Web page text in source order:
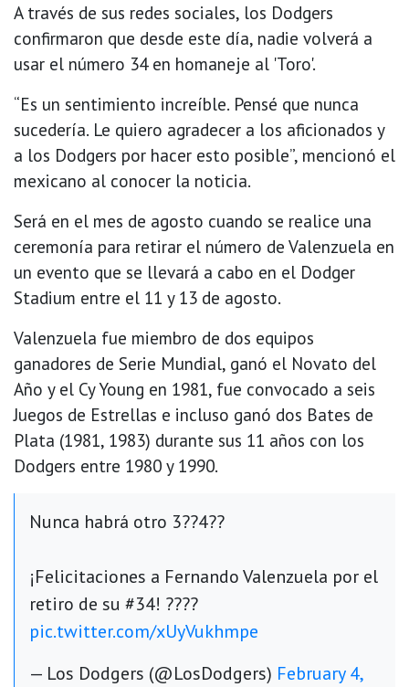
A través de sus redes sociales, los Dodgers
confirmaron que desde este día, nadie volverá a
usar el número 34 en homaneje al 'Toro'.
“Es un sentimiento increíble. Pensé que nunca
sucedería. Le quiero agradecer a los aficionados y
a los Dodgers por hacer esto posible”, mencionó el
mexicano al conocer la noticia.
Será en el mes de agosto cuando se realice una
ceremonía para retirar el número de Valenzuela en
un evento que se llevará a cabo en el Dodger
Stadium entre el 11 y 13 de agosto.
Valenzuela fue miembro de dos equipos
ganadores de Serie Mundial, ganó el Novato del
Año y el Cy Young en 1981, fue convocado a seis
Juegos de Estrellas e incluso ganó dos Bates de
Plata (1981, 1983) durante sus 11 años con los
Dodgers entre 1980 y 1990.
Nunca habrá otro 3??4??
¡Felicitaciones a Fernando Valenzuela por el
retiro de su #34! ????
pic.twitter.com/xUyVukhmpe
— Los Dodgers (@LosDodgers) February 4,